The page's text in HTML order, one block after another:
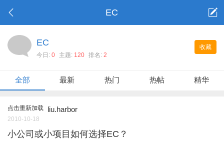
EC
收藏
EC
今日: 0 主题: 120 排名: 2
全部 最新 热门 热帖 精华
点击重新加载 liu.harbor
2010-10-18
小公司或小项目如何选择EC？